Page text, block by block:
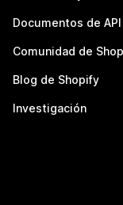
Documentos de API
Comunidad de
Blog de Shopify
Investigación